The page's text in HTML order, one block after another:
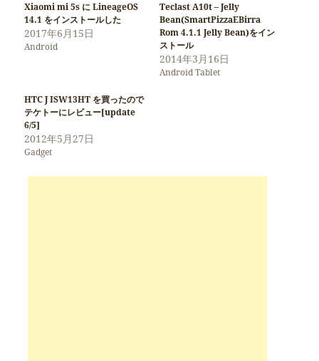
Xiaomi mi 5s に LineageOS
14.1 をインストールした
2017年6月15日
Android
Teclast A10t – Jelly
Bean(SmartPizzaEBirra
Rom 4.1.1 Jelly Bean)をイン
ストール
2014年3月16日
Android Tablet
HTC J ISW13HT を買ったので
テケトーにレビュー[update
6/5]
2012年5月27日
Gadget